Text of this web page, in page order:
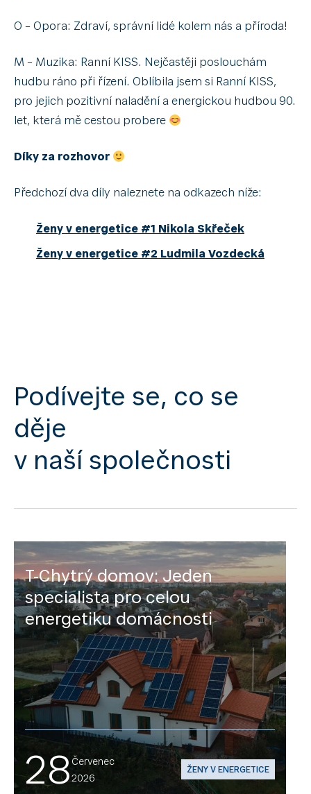
O – Opora: Zdraví, správní lidé kolem nás a příroda!
M – Muzika: Ranní KISS. Nejčastěji poslouchám
hudbu ráno při řízení. Oblíbila jsem si Ranní KISS,
pro jejich pozitivní naladění a energickou hudbou 90.
let, která mě cestou probere
Díky za rozhovor
Předchozí dva díly naleznete na odkazech níže:
Ženy v energetice #1 Nikola Skřeček
Ženy v energetice #2 Ludmila Vozdecká
Podívejte se, co se
děje
v naší společnosti
T-Chytrý domov: Jeden
specialista pro celou
energetiku domácnosti
28Červenec
2026
ŽENY V ENERGETICE